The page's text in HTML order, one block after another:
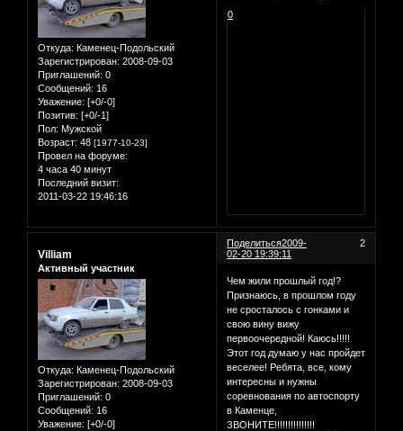
Откуда: Каменец-Подольский
Зарегистрирован: 2008-09-03
Приглашений: 0
Сообщений: 16
Уважение: [+0/-0]
Позитив: [+0/-1]
Пол: Мужской
Возраст: 48 [1977-10-23]
Провел на форуме:
4 часа 40 минут
Последний визит:
2011-03-22 19:46:16
0
Поделиться 2
2009-
02-20 19:39:11
Villiam
Активный участник
Откуда: Каменец-Подольский
Зарегистрирован: 2008-09-03
Приглашений: 0
Сообщений: 16
Уважение: [+0/-0]
Чем жили прошлый год!?
Признаюсь, в прошлом году
не сросталось с гонками и
свою вину вижу
первоочередной! Каюсь!!!!!
Этот год думаю у нас пройдет
веселее! Ребята, все, кому
интересны и нужны
соревнования по автоспорту
в Каменце,
ЗВОНИТЕ!!!!!!!!!!!!!!!